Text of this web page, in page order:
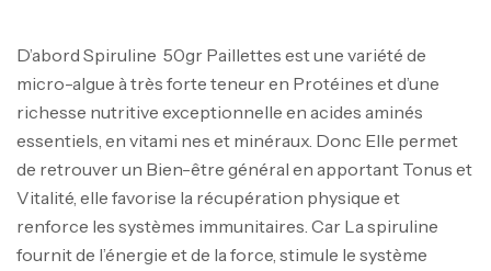
D’abord Spiruline 50gr Paillettes est une variété de
micro-algue à très forte teneur en Protéines et d’une
richesse nutritive exceptionnelle en acides aminés
essentiels, en vitami nes et minéraux. Donc Elle permet
de retrouver un Bien-être général en apportant Tonus et
Vitalité, elle favorise la récupération physique et
renforce les systèmes immunitaires. Car La spiruline
fournit de l’énergie et de la force, stimule le système